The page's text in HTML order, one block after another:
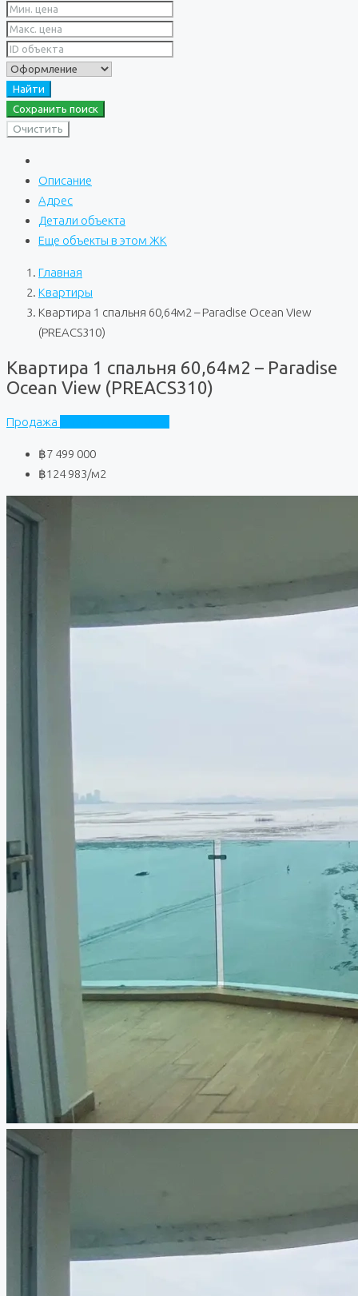
Найти
Сохранить поиск
Очистить
Описание
Адрес
Детали объекта
Еще объекты в этом ЖК
Главная
Квартиры
Квартира 1 спальня 60,64м2 – Paradise Ocean View
(PREACS310)
Квартира 1 спальня 60,64м2 – Paradise
Ocean View (PREACS310)
Продажа
฿7 499 000
฿124 983/м2